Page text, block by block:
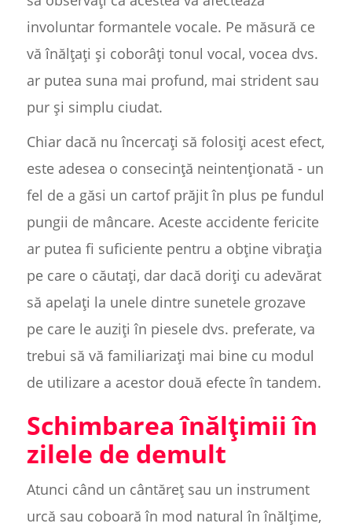
involuntar formantele vocale. Pe măsură ce
vă înălțați și coborâți tonul vocal, vocea dvs.
ar putea suna mai profund, mai strident sau
pur și simplu ciudat.
Chiar dacă nu încercați să folosiți acest efect,
este adesea o consecință neintenționată - un
fel de a găsi un cartof prăjit în plus pe fundul
pungii de mâncare. Aceste accidente fericite
ar putea fi suficiente pentru a obține vibrația
pe care o căutați, dar dacă doriți cu adevărat
să apelați la unele dintre sunetele grozave
pe care le auziți în piesele dvs. preferate, va
trebui să vă familiarizați mai bine cu modul
de utilizare a acestor două efecte în tandem.
Schimbarea înălțimii în
zilele de demult
Atunci când un cântăreț sau un instrument
urcă sau coboară în mod natural în înălțime,